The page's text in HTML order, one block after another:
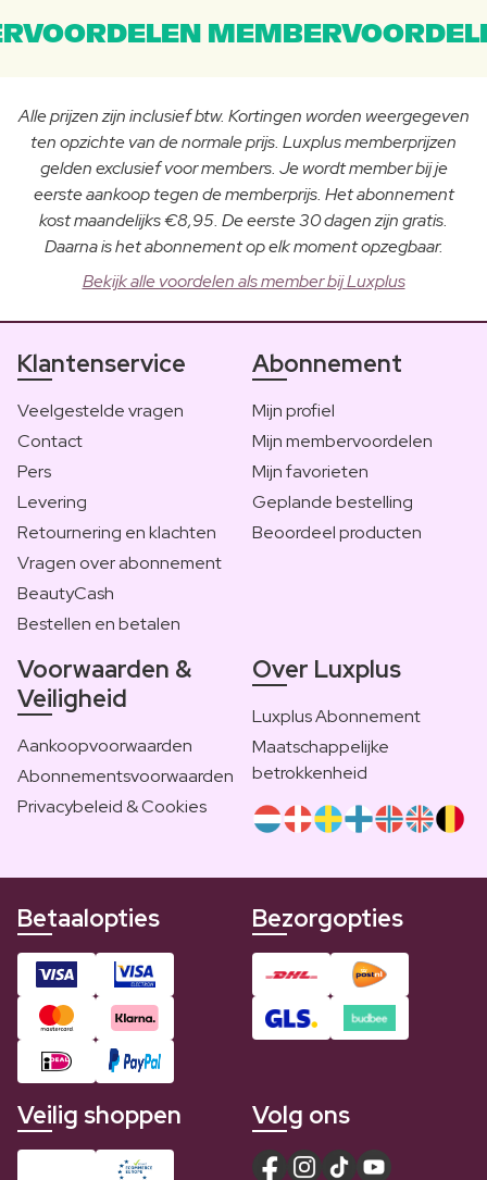
Alle prijzen zijn inclusief btw. Kortingen worden weergegeven
ten opzichte van de normale prijs. Luxplus memberprijzen
gelden exclusief voor members. Je wordt member bij je
eerste aankoop tegen de memberprijs. Het abonnement
kost maandelijks €8,95. De eerste 30 dagen zijn gratis.
Daarna is het abonnement op elk moment opzegbaar.
Bekijk alle voordelen als member bij Luxplus
Klantenservice
Veelgestelde vragen
Contact
Pers
Levering
Retournering en klachten
Vragen over abonnement
BeautyCash
Bestellen en betalen
Abonnement
Mijn profiel
Mijn membervoordelen
Mijn favorieten
Geplande bestelling
Beoordeel producten
Voorwaarden &
Veiligheid
Aankoopvoorwaarden
Abonnementsvoorwaarden
Privacybeleid & Cookies
Over Luxplus
Luxplus Abonnement
Maatschappelijke
betrokkenheid
Betaalopties Bezorgopties
Veilig shoppen Volg ons